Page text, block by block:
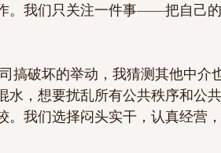
。我们只关注一件事——把自己
搞破坏的举动，我猜测其他中介
水，想要扰乱所有公共秩序和公
我们选择闷头实干，认真经营